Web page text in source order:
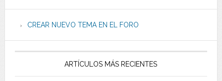
CREAR NUEVO TEMA EN EL FORO
ARTÍCULOS MÁS RECIENTES